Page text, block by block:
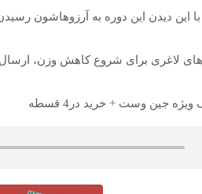
لاغری برای شروع کاهش وزن، ارسال